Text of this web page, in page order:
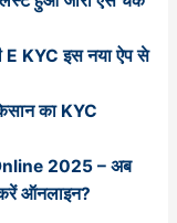
E KYC इस नया ऐप से
का KYC
2025 – अब
ऑनलाइन?